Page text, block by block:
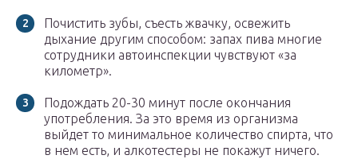
Почистить зубы, съесть жвачку, освежить
дыхание другим способом: запах пива многие
сотрудники автоинспекции чувствуют «за
километр».
Подождать 20-30 минут после окончания
употребления. За это время из организма
выйдет то минимальное количество спирта, что
в нем есть, и алкотестеры не покажут ничего.